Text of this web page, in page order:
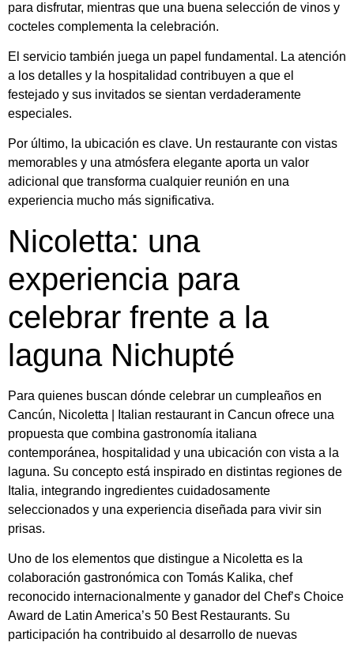
para disfrutar, mientras que una buena selección de vinos y
cocteles complementa la celebración.
El servicio también juega un papel fundamental. La atención
a los detalles y la hospitalidad contribuyen a que el
festejado y sus invitados se sientan verdaderamente
especiales.
Por último, la ubicación es clave. Un restaurante con vistas
memorables y una atmósfera elegante aporta un valor
adicional que transforma cualquier reunión en una
experiencia mucho más significativa.
Nicoletta: una
experiencia para
celebrar frente a la
laguna Nichupté
Para quienes buscan dónde celebrar un cumpleaños en
Cancún, Nicoletta | Italian restaurant in Cancun ofrece una
propuesta que combina gastronomía italiana
contemporánea, hospitalidad y una ubicación con vista a la
laguna. Su concepto está inspirado en distintas regiones de
Italia, integrando ingredientes cuidadosamente
seleccionados y una experiencia diseñada para vivir sin
prisas.
Uno de los elementos que distingue a Nicoletta es la
colaboración gastronómica con Tomás Kalika, chef
reconocido internacionalmente y ganador del Chef’s Choice
Award de Latin America’s 50 Best Restaurants. Su
participación ha contribuido al desarrollo de nuevas